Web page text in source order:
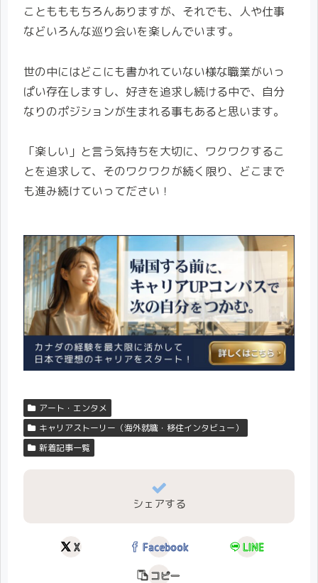
こともももちろんありますが、それでも、人や仕事
などいろんな巡り会いを楽しんでいます。
世の中にはどこにも書かれていない様な職業がいっ
ぱい存在しますし、好きを追求し続ける中で、自分
なりのポジションが生まれる事もあると思います。
「楽しい」と言う気持ちを大切に、ワクワクするこ
とを追求して、そのワクワクが続く限り、どこまで
も進み続けていってださい！
アート・エンタメ
キャリアストーリー（海外就職・移住インタビュー）
新着記事一覧
シェアする
X Facebook LINE
コピー